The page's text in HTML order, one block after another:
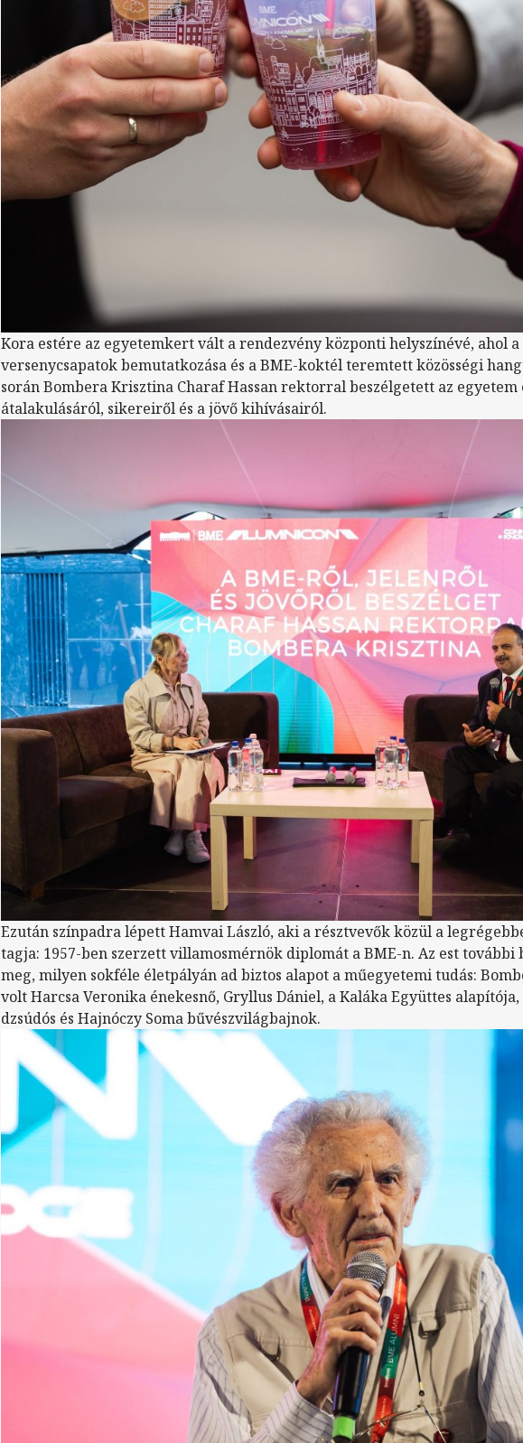
Kora estére az egyetemkert vált a rendezvény központi helyszínévé, ahol
versenycsapatok bemutatkozása és a BME-koktél teremtett közösségi
során Bombera Krisztina Charaf Hassan rektorral beszélgetett az
átalakulásáról, sikereiről és a jövő kihívásairól.
Ezután színpadra lépett Hamvai László, aki a résztvevők közül a
tagja: 1957-ben szerzett villamosmérnök diplomát a BME-n. Az est további
meg, milyen sokféle életpályán ad biztos alapot a műegyetemi tudás:
volt Harcsa Veronika énekesnő, Gryllus Dániel, a Kaláka Együttes
dzsúdós és Hajnóczy Soma bűvészvilágbajnok.